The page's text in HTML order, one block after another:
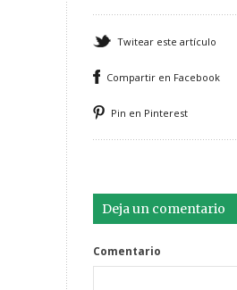
Twitear este artículo
Compartir en Facebook
Pin en Pinterest
Deja un comentario
Comentario